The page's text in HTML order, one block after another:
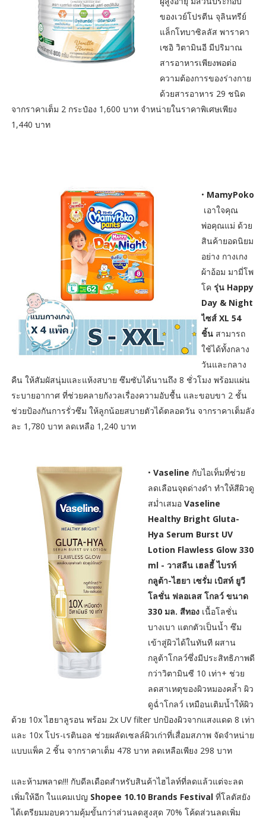
ของเวย์โปรตีน จุลินทรีย์
แล็กโทบาซิลลัส พาราคา
เซอิ วิตามินอี มีปริมาณ
สารอาหารเพียงพอต่อ
ความต้องการของร่างกาย
ด้วยสารอาหาร 29 ชนิด
จากราคาเต็ม 2 กระป๋อง 1,600 บาท จำหน่ายในราคาพิเศษเพียง
1,440 บาท
• MamyPoko
เอาใจคุณ
พ่อคุณแม่ ด้วย
สินค้ายอดนิยม
อย่าง กางเกง
ผ้าอ้อม มามี่โพ
โค รุ่น Happy
Day & Night
ไซส์ XL 54
ชิ้นสามารถ
ใช้ได้ทั้งกลาง
วันและกลาง
คืน ให้สัมผัสนุ่มและแห้งสบาย ซึมซับได้นานถึง 8 ชั่วโมง พร้อมแผ่น
ระบายอากาศ ที่ช่วยคลายกังวลเรื่องความอับชื้น และขอบขา 2 ชั้น
ช่วยป้องกันการรั่วซึม ให้ลูกน้อยสบายตัวได้ตลอดวัน จากราคาเต็มลัง
ละ 1,780 บาท ลดเหลือ 1,240 บาท
• Vaseline กับไอเท็มที่ช่วย
ลดเลือนจุดด่างดำ ทำให้สีผิวดู
สม่ำเสมอ Vaseline
Healthy Bright Gluta-
Hya Serum Burst UV
Lotion Flawless Glow 330
ml - วาสลีน เฮลธี้ ไบรท์
กลูต้า-ไฮยา เซรั่ม เบิสท์ ยูวี
โลชั่น ฟลอเลส โกลว์ ขนาด
330 มล. สีทองเนื้อโลชั่น
บางเบา แตกตัวเป็นน้ำ ซึม
เข้าสู่ผิวได้ในทันที ผสาน
กลูต้าโกลว์ซึ่งมีประสิทธิภาพดี
กว่าวิตามินซี 10 เท่า+ ช่วย
ลดสาเหตุของผิวหมองคล้ำ ผิว
ดูฉ่ำโกลว์ เหมือนเติมน้ำให้ผิว
ด้วย 10x ไฮยาลูรอน พร้อม 2x UV filter ปกป้องผิวจากแสงแดด 8 เท่า
และ 10x โปร-เรตินอล ช่วยผลัดเซลล์ผิวเก่าที่เสื่อมสภาพ จัดจำหน่าย
แบบแพ็ค 2 ชิ้น จากราคาเต็ม 478 บาท ลดเหลือเพียง 298 บาท
และห้ามพลาด!!! กับดีลเดือดสำหรับสินค้าไฮไลท์ที่ลดแล้วแต่จะลด
เพิ่มให้อีก ในแคมเปญ Shopee 10.10 Brands Festivalที่โลตัสยัง
ได้เตรียมมอบความคุ้มขั้นกว่าส่วนลดสูงสุด 70% โค้ดส่วนลดเพิ่ม